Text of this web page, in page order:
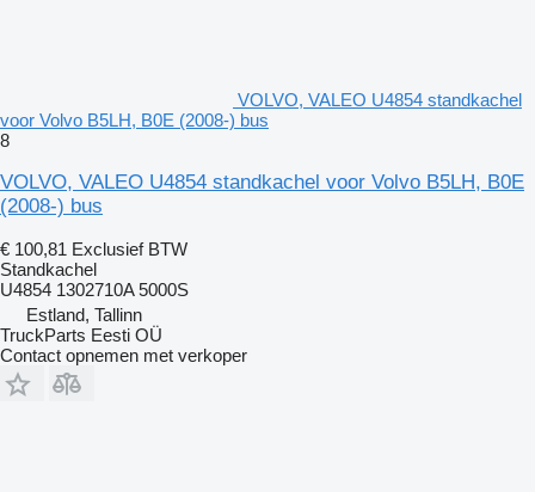
VOLVO, VALEO U4854 standkachel
voor Volvo B5LH, B0E (2008-) bus
8
VOLVO, VALEO U4854 standkachel voor Volvo B5LH, B0E
(2008-) bus
€ 100,81 Exclusief BTW
Standkachel
U4854 1302710A 5000S
Estland, Tallinn
TruckParts Eesti OÜ
Contact opnemen met verkoper